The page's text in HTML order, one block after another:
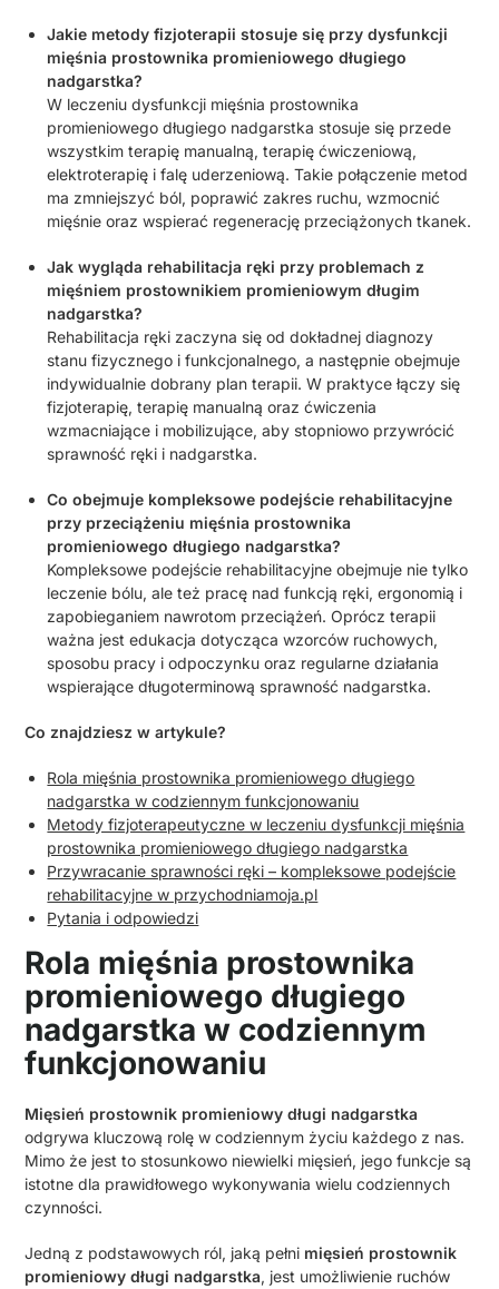
Jakie metody fizjoterapii stosuje się przy dysfunkcji
mięśnia prostownika promieniowego długiego
nadgarstka?
W leczeniu dysfunkcji mięśnia prostownika
promieniowego długiego nadgarstka stosuje się przede
wszystkim terapię manualną, terapię ćwiczeniową,
elektroterapię i falę uderzeniową. Takie połączenie metod
ma zmniejszyć ból, poprawić zakres ruchu, wzmocnić
mięśnie oraz wspierać regenerację przeciążonych tkanek.
Jak wygląda rehabilitacja ręki przy problemach z
mięśniem prostownikiem promieniowym długim
nadgarstka?
Rehabilitacja ręki zaczyna się od dokładnej diagnozy
stanu fizycznego i funkcjonalnego, a następnie obejmuje
indywidualnie dobrany plan terapii. W praktyce łączy się
fizjoterapię, terapię manualną oraz ćwiczenia
wzmacniające i mobilizujące, aby stopniowo przywrócić
sprawność ręki i nadgarstka.
Co obejmuje kompleksowe podejście rehabilitacyjne
przy przeciążeniu mięśnia prostownika
promieniowego długiego nadgarstka?
Kompleksowe podejście rehabilitacyjne obejmuje nie tylko
leczenie bólu, ale też pracę nad funkcją ręki, ergonomią i
zapobieganiem nawrotom przeciążeń. Oprócz terapii
ważna jest edukacja dotycząca wzorców ruchowych,
sposobu pracy i odpoczynku oraz regularne działania
wspierające długoterminową sprawność nadgarstka.
Co znajdziesz w artykule?
Rola mięśnia prostownika promieniowego długiego
nadgarstka w codziennym funkcjonowaniu
Metody fizjoterapeutyczne w leczeniu dysfunkcji mięśnia
prostownika promieniowego długiego nadgarstka
Przywracanie sprawności ręki – kompleksowe podejście
rehabilitacyjne w przychodniamoja.pl
Pytania i odpowiedzi
Rola mięśnia prostownika
promieniowego długiego
nadgarstka w codziennym
funkcjonowaniu
Mięsień prostownik promieniowy długi nadgarstka
odgrywa kluczową rolę w codziennym życiu każdego z nas.
Mimo że jest to stosunkowo niewielki mięsień, jego funkcje są
istotne dla prawidłowego wykonywania wielu codziennych
czynności.
Jedną z podstawowych ról, jaką pełni mięsień prostownik
promieniowy długi nadgarstka, jest umożliwienie ruchów